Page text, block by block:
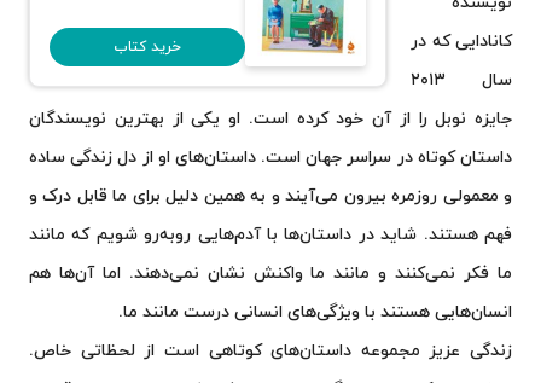
آندره الکسیس
رابرت مانش
الینور کوئر
اما داناهیو
مایکل اونداتیه
جوزف بویدن
آن ماری مک‌دانلد
لارنس هیل
مادلین تی‌ین
آلیستر مک‌لاود
خرید کتاب
کانادایی که در
سال ۲۰۱۳
جایزه نوبل را از آن خود کرده است. او یکی از بهترین نویسندگان
داستان کوتاه در سراسر جهان است. داستان‌های او از دل زندگی ساده
و معمولی روزمره بیرون می‌آیند و به همین دلیل برای ما قابل درک و
فهم هستند. شاید در داستان‌ها با آدم‌هایی روبه‌رو شویم که مانند
ما فکر نمی‌کنند و مانند ما واکنش نشان نمی‌دهند. اما آن‌ها هم
انسان‌هایی هستند با ویژگی‌های انسانی درست مانند ما.
زندگی عزیز مجموعه داستان‌های کوتاهی است از لحظاتی خاص.